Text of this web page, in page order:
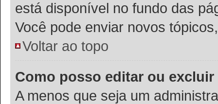
está disponível no fundo das
Você pode enviar novos
Voltar ao topo
Como posso editar ou
A menos que seja um